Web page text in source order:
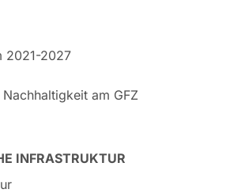
2021-2027
am GFZ
INFRASTRUKTUR